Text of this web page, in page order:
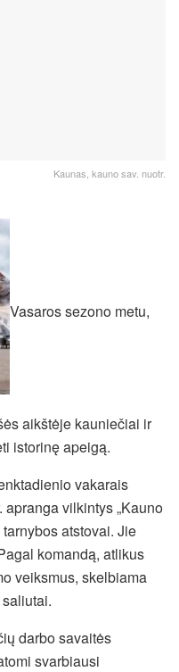
Kaunas, kauno sav. nuotr.
Vasaros sezono metu,
aikštėje kauniečiai ir
istorinę apeigą.
vakarais
vilkintys „Kauno
atstovai. Jie
komandą, atlikus
veiksmus, skelbiama
darbo savaitės
svarbiausi